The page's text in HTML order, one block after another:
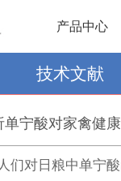
产品中心
技术文献
单宁酸对家禽健
们对日粮中单宁